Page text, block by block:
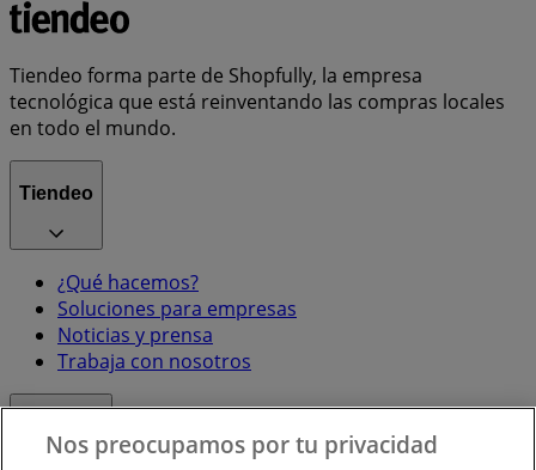
Tiendeo forma parte de Shopfully, la empresa
tecnológica que está reinventando las compras locales
en todo el mundo.
Tiendeo
¿Qué hacemos?
Soluciones para empresas
Noticias y prensa
Trabaja con nosotros
Nos preocupamos por tu privacidad